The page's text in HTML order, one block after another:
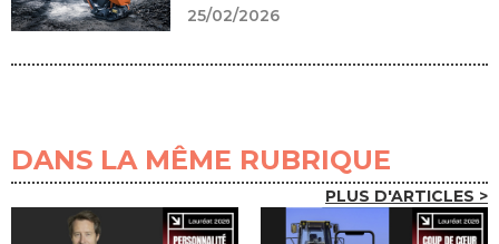
25/02/2026
DANS LA MÊME RUBRIQUE
PLUS D'ARTICLES >